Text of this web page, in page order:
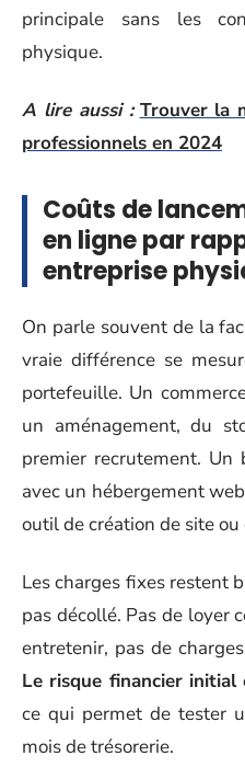
principale sans les
physique.
A lire aussi : Trouver la
professionnels en 2024
Coûts de
en ligne par
entreprise
On parle souvent de la
vraie différence se
portefeuille. Un
un aménagement, du
premier recrutement. Un
avec un hébergement
outil de création de site
Les charges fixes restent
pas décollé. Pas de loyer
entretenir, pas de
Le risque financier
ce qui permet de tester
mois de trésorerie.